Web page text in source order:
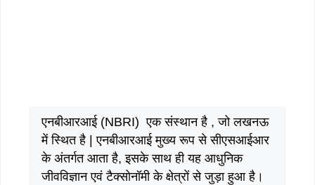
एनबीआरआई (NBRI) एक संस्थान है , जो लखनऊ
में स्थित है | एनबीआरआई मुख्य रूप से सीएसआईआर
के अंतर्गत आता है, इसके साथ ही यह आधुनिक
जीवविज्ञान एवं टैक्सोनॉमी के क्षेत्रों से जुड़ा हुआ है।